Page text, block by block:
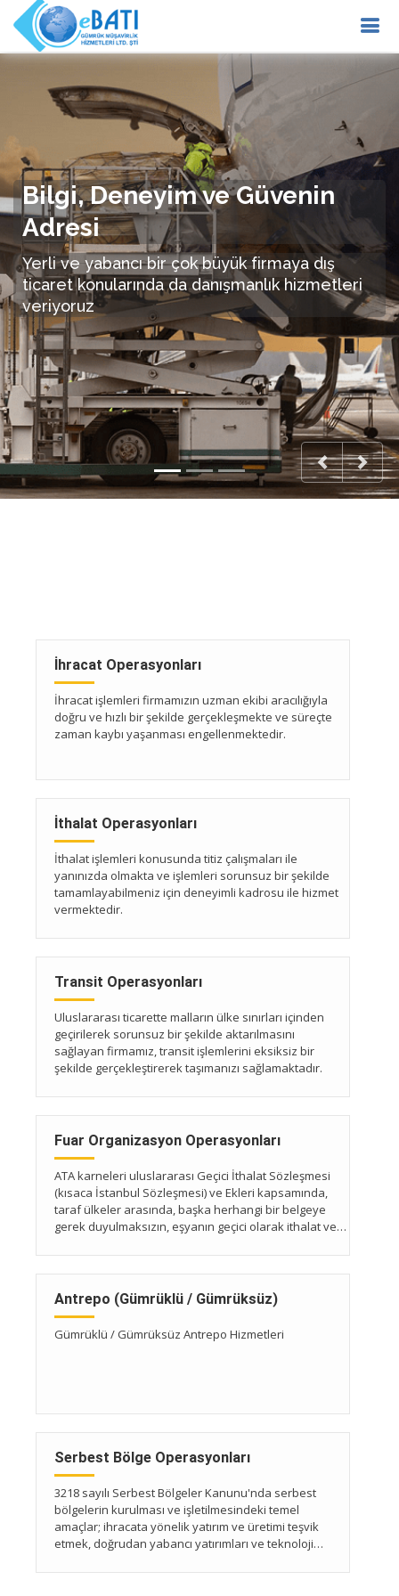
Bilgi, Deneyim ve Güvenin
Adresi
Yerli ve yabancı bir çok büyük firmaya dış
ticaret konularında da danışmanlık hizmetleri
veriyoruz
PreviousNext
İhracat Operasyonları
İhracat işlemleri firmamızın uzman ekibi aracılığıyla
doğru ve hızlı bir şekilde gerçekleşmekte ve süreçte
zaman kaybı yaşanması engellenmektedir.
İthalat Operasyonları
İthalat işlemleri konusunda titiz çalışmaları ile
yanınızda olmakta ve işlemleri sorunsuz bir şekilde
tamamlayabilmeniz için deneyimli kadrosu ile hizmet
vermektedir.
Transit Operasyonları
Uluslararası ticarette malların ülke sınırları içinden
geçirilerek sorunsuz bir şekilde aktarılmasını
sağlayan firmamız, transit işlemlerini eksiksiz bir
şekilde gerçekleştirerek taşımanızı sağlamaktadır.
Fuar Organizasyon Operasyonları
ATA karneleri uluslararası Geçici İthalat Sözleşmesi
(kısaca İstanbul Sözleşmesi) ve Ekleri kapsamında,
taraf ülkeler arasında, başka herhangi bir belgeye
gerek duyulmaksızın, eşyanın geçici olarak ithalat ve
Antrepo (Gümrüklü / Gümrüksüz)
Gümrüklü / Gümrüksüz Antrepo Hizmetleri
Serbest Bölge Operasyonları
3218 sayılı Serbest Bölgeler Kanunu'nda serbest
bölgelerin kurulması ve işletilmesindeki temel
amaçlar; ihracata yönelik yatırım ve üretimi teşvik
etmek, doğrudan yabancı yatırımları ve teknoloji
ve uluslararası ticareti geliştirmek olarak sıralanmıştır.